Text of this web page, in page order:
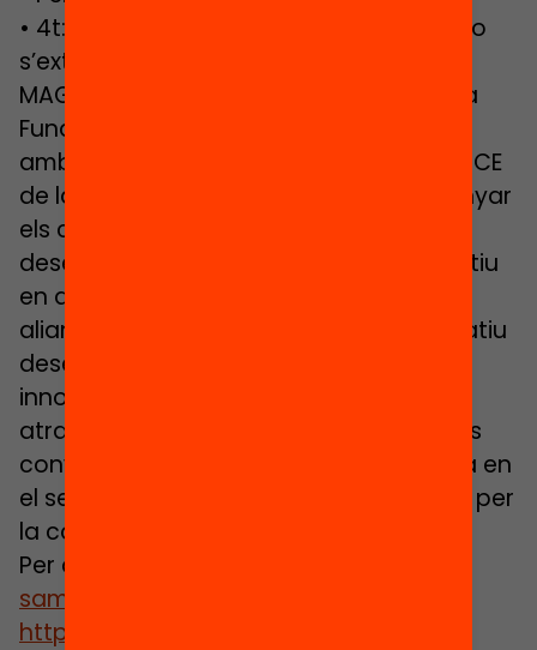
• 4t: Què podem fer per què l’ós polar no
s’extingeixi?
MAGNET és un programa impulsat per la
Fundació Jaume Bofill en col·laboració
amb el Departament d’Ensenyament i l’ICE
de la UAB, que té per objectiu acompanyar
els centres educatius en el
desenvolupament d’un projecte educatiu
en aliança amb una institució. Aquesta
aliança ha de permetre al centre educatiu
desenvolupar un projecte educatiu
innovador i de qualitat, un projecte
atractiu, que tingui magnetisme i que es
converteixi en un projecte de referència en
el seu territori, tant per les famílies com per
la comunitat educativa.
Per a més informació:
samuntada.wix.com/escol…
http://www.icp.cat/